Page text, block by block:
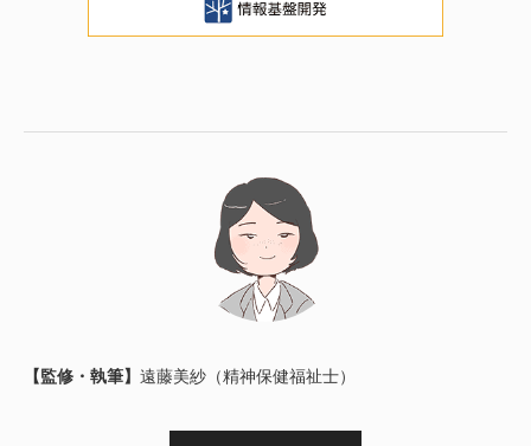
【監修・執筆】 遠藤美紗（精神保健福祉士）